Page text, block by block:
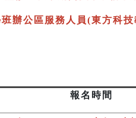
辦公區服務人員(東方科
報名時間